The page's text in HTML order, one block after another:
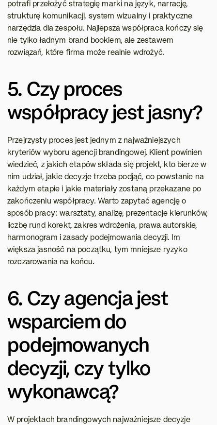
potrafi przełożyć strategię marki na język, narrację,
strukturę komunikacji, system wizualny i praktyczne
narzędzia dla zespołu. Najlepsza współpraca kończy się
nie tylko ładnym brand bookiem, ale zestawem
rozwiązań, które firma może realnie wdrożyć.
5. Czy proces
współpracy jest jasny?
Przejrzysty proces jest jednym z najważniejszych
kryteriów wyboru agencji brandingowej. Klient powinien
wiedzieć, z jakich etapów składa się projekt, kto bierze w
nim udział, jakie decyzje trzeba podjąć, co powstanie na
każdym etapie i jakie materiały zostaną przekazane po
zakończeniu współpracy. Warto zapytać agencję o
sposób pracy: warsztaty, analizę, prezentacje kierunków,
liczbę rund korekt, zakres wdrożenia, prawa autorskie,
harmonogram i zasady podejmowania decyzji. Im
większa jasność na początku, tym mniejsze ryzyko
rozczarowania na końcu.
6. Czy agencja jest
wsparciem do
podejmowanych
decyzji, czy tylko
wykonawcą?
W projektach brandingowych najważniejsze decyzje